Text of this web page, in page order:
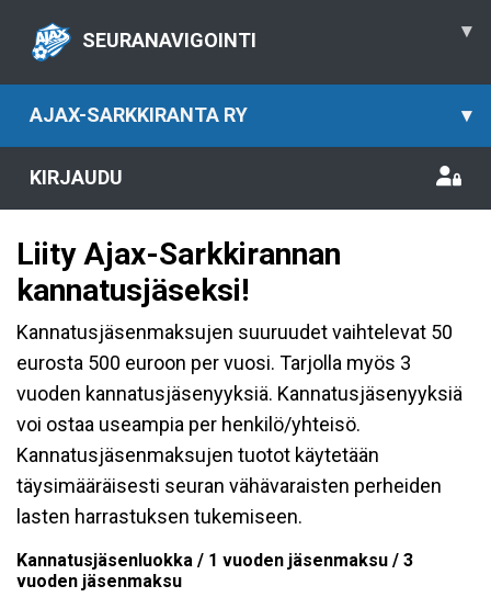
SEURANAVIGOINTI ▾
AJAX-SARKKIRANTA RY ▾
KIRJAUDU
Liity Ajax-Sarkkirannan
kannatusjäseksi!
Kannatusjäsenmaksujen suuruudet vaihtelevat 50
eurosta 500 euroon per vuosi. Tarjolla myös 3
vuoden kannatusjäsenyyksiä. Kannatusjäsenyyksiä
voi ostaa useampia per henkilö/yhteisö.
Kannatusjäsenmaksujen tuotot käytetään
täysimääräisesti seuran vähävaraisten perheiden
lasten harrastuksen tukemiseen.
Kannatusjäsenluokka / 1 vuoden jäsenmaksu / 3
vuoden jäsenmaksu